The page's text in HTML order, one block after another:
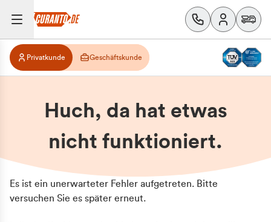
Privatkunde Geschäftskunde
Huch, da hat etwas
nicht funktioniert.
Es ist ein unerwarteter Fehler aufgetreten. Bitte
versuchen Sie es später erneut.